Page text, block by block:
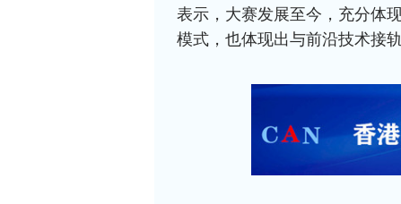
表示，大赛发展至今，充分体
模式，也体现出与前沿技术接轨